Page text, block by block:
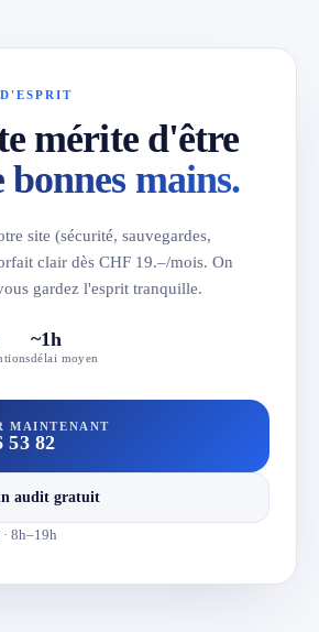
mérite d'être
bonnes mains.
site (sécurité, sauvegardes,
clair dès CHF 19.–/mois. On
gardez l'esprit tranquille.
~1h
délai moyen
MAINTENANT
53 82
audit gratuit
8h–19h